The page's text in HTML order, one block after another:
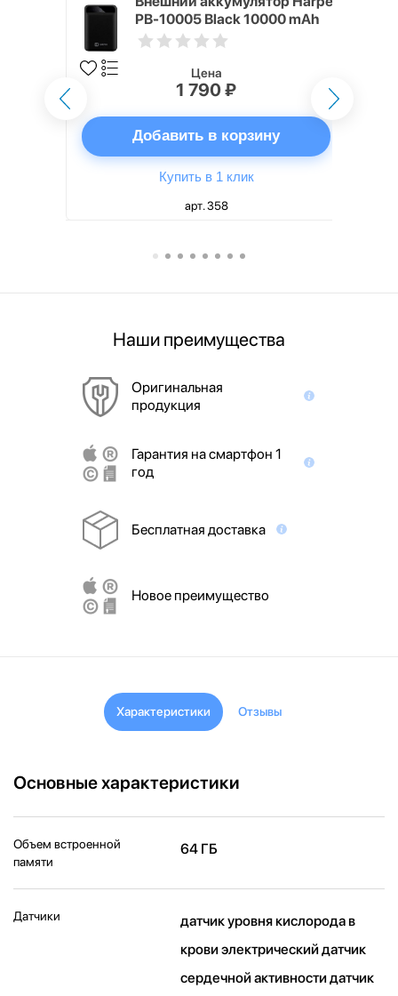
PB-10005 Black 10000 mAh
Цена
1 790 ₽
Добавить в корзину
Купить в 1 клик
арт. 358
Наши преимущества
Оригинальная
продукция
Гарантия на смартфон 1
год
Бесплатная доставка
Новое преимущество
Характеристики Отзывы
Основные характеристики
Объем встроенной
памяти
64 ГБ
Датчики
датчик уровня кислорода в
крови электрический датчик
сердечной активности датчик